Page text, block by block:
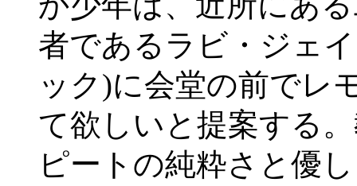
者であるラビ・ジェ
ック)に会堂の前でレ
て欲しいと提案する
ピートの純粋さと優